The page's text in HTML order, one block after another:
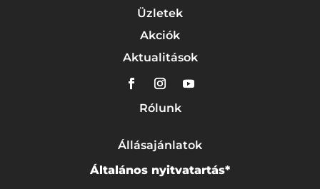
Üzletek
Akciók
Aktualitások
Rólunk
Állásajánlatok
Általános nyitvatartás*